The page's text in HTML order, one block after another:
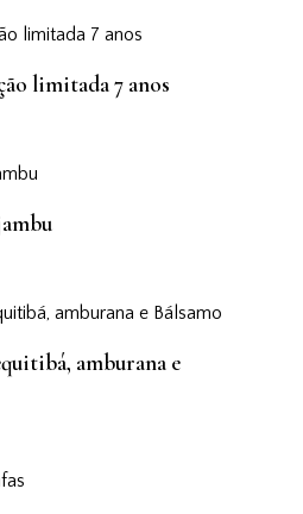
limitada 7 anos
amburana e